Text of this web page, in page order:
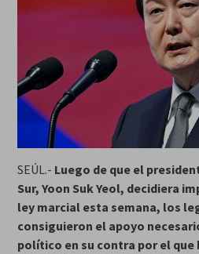
SEÚL.- Luego de que el
Sur, Yoon Suk Yeol, decidiera
ley marcial esta semana, los
consiguieron el apoyo
político en su contra por el que